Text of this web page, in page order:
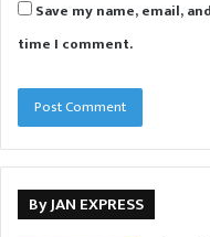
Save my name, email,
time I comment.
By JAN EXPRESS